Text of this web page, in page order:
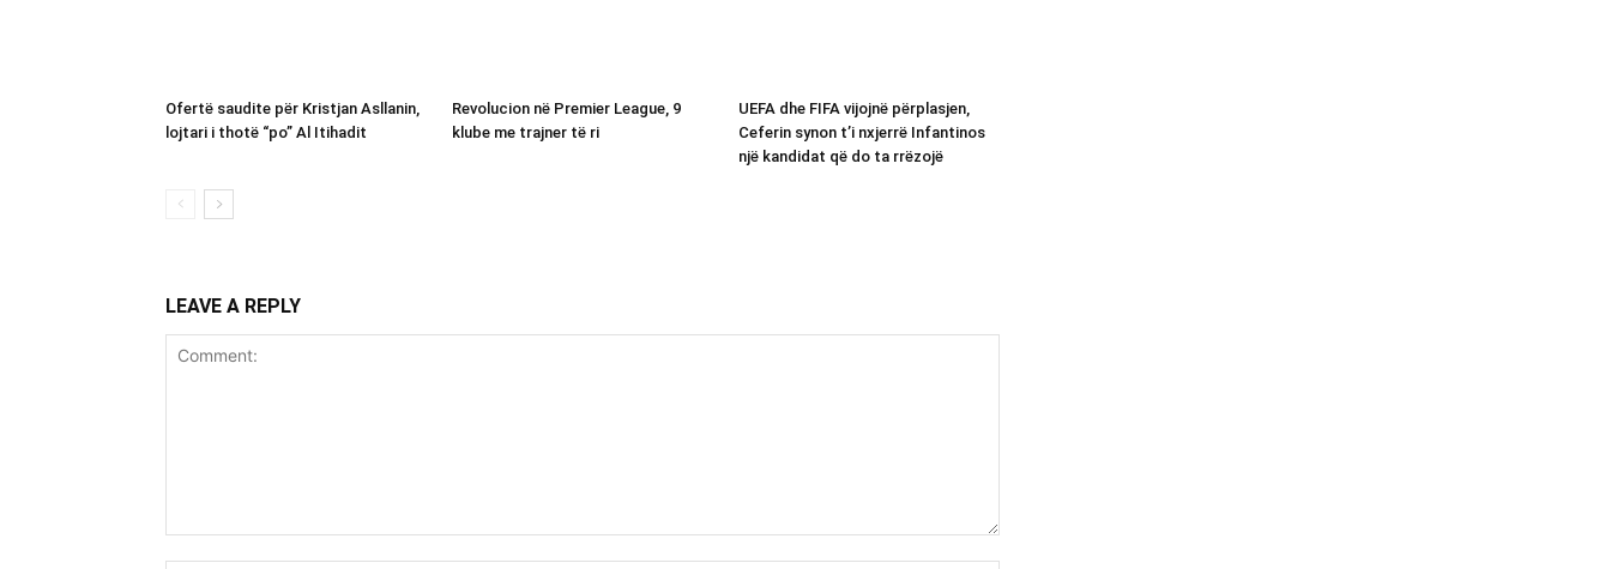
Ofertë saudite për Kristjan Asllanin,
lojtari i thotë “po” Al Itihadit
Revolucion në Premier League, 9
klube me trajner të ri
UEFA dhe FIFA vijojnë përplasjen,
Ceferin synon t’i nxjerrë Infantinos
një kandidat që do ta rrëzojë
LEAVE A REPLY